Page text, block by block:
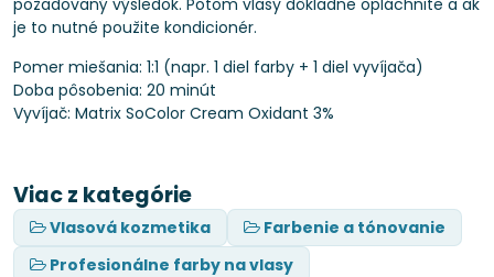
požadovaný výsledok. Potom vlasy dôkladne opláchnite a ak
je to nutné použite kondicionér.
Pomer miešania: 1:1 (napr. 1 diel farby + 1 diel vyvíjača)
Doba pôsobenia: 20 minút
Vyvíjač: Matrix SoColor Cream Oxidant 3%
Viac z kategórie
Vlasová kozmetika
Farbenie a tónovanie
Profesionálne farby na vlasy